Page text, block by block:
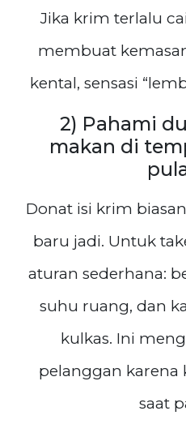
Jika krim terlalu
membuat
kental, sensasi
2) Pahami
makan di
Donat isi krim
baru jadi. Untuk
aturan sederhana:
suhu ruang, dan
kulkas. Ini
pelanggan karena
saat